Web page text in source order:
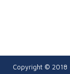
Copyright © 2018